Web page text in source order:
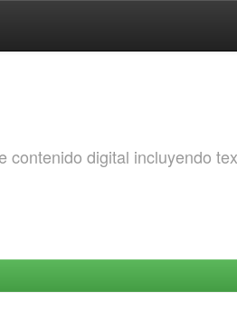
digital incluyendo